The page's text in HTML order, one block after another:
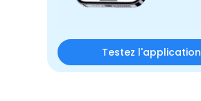
Testez l'application